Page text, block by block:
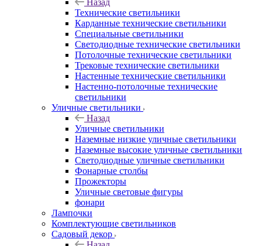
Назад
Технические светильники
Карданные технические светильники
Специальные светильники
Светодиодные технические светильники
Потолочные технические светильники
Трековые технические светильники
Настенные технические светильники
Настенно-потолочные технические
светильники
Уличные светильники
Назад
Уличные светильники
Наземные низкие уличные светильники
Наземные высокие уличные светильники
Светодиодные уличные светильники
Фонарные столбы
Прожекторы
Уличные световые фигуры
фонари
Лампочки
Комплектующие светильников
Садовый декор